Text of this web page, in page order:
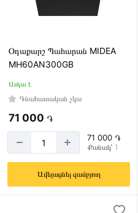
Օդաքարշ Պահարան MIDEA
MH60AN300GB
Առկա է
Գնահատական չկա
71 000 ֏
71 000 ֏
Քանակ՝ 1
Ավելացնել զամբյուղ